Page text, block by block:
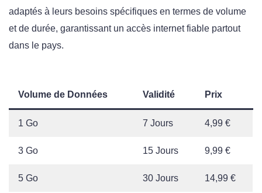
adaptés à leurs besoins spécifiques en termes de volume
et de durée, garantissant un accès internet fiable partout
dans le pays.
Volume de Données Validité Prix
1 Go 7 Jours 4,99 €
3 Go 15 Jours 9,99 €
5 Go 30 Jours 14,99 €